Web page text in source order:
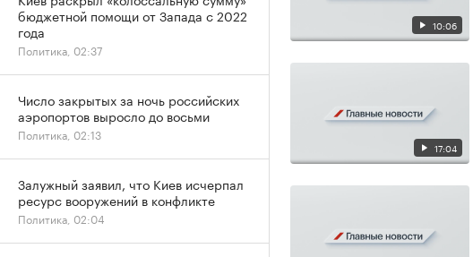
10:06
17:04
бюджетной помощи от Запада с 2022
года
Политика, 02:37
Число закрытых за ночь российских
аэропортов выросло до восьми
Политика, 02:13
Залужный заявил, что Киев исчерпал
ресурс вооружений в конфликте
Политика, 02:04